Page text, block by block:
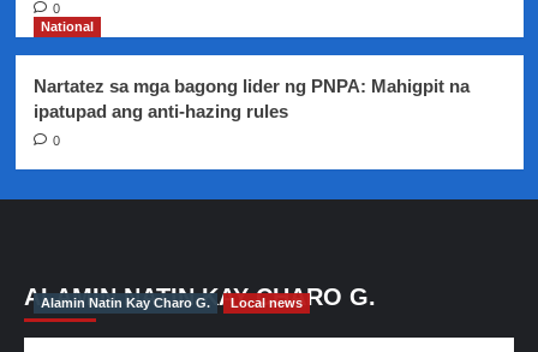
0
National
Nartatez sa mga bagong lider ng PNPA: Mahigpit na
ipatupad ang anti-hazing rules
0
ALAMIN NATIN KAY CHARO G.
Alamin Natin Kay Charo G. Local news